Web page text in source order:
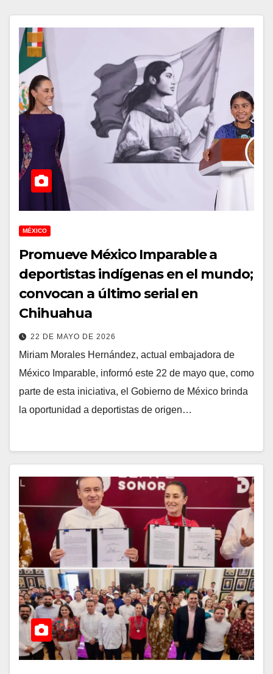
MÉXICO
Promueve México Imparable a
deportistas indígenas en el mundo;
convocan a último serial en
Chihuahua
22 DE MAYO DE 2026
Miriam Morales Hernández, actual embajadora de
México Imparable, informó este 22 de mayo que, como
parte de esta iniciativa, el Gobierno de México brinda
la oportunidad a deportistas de origen…